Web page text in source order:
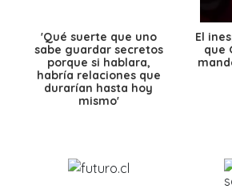
'Qué suerte que uno
sabe guardar secretos
porque si hablara,
habría relaciones que
durarían hasta hoy
mismo'
El
que